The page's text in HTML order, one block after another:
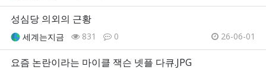
성심당 의외의 근황
세계는지금 831 0 26-06-01
요즘 논란이라는 마이클 잭슨 넷플 다큐.JPG